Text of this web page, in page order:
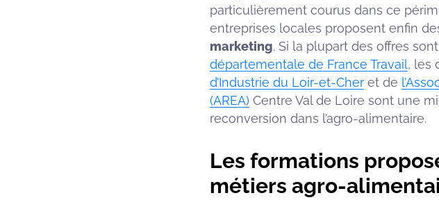
particulièrement courus dans ce
entreprises locales proposent enfin
marketing. Si la plupart des offres
départementale de France Travail, les
d’Industrie du Loir-et-Cher et de
(AREA) Centre Val de Loire sont une
reconversion dans l’agro-alimentaire.
Les formations
métiers agro-